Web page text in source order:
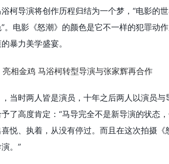
柯导演将创作历程归结为一个梦，“电影的
。电影《怒潮》的颜色是它不一样的犯罪动
暴力美学盛宴。
当时两人皆是演员，十年之后两人以演员与
了高度肯定：“马导完全不是新导演的状态
悦、执着，从没有停过。而且在这次拍摄《
。”